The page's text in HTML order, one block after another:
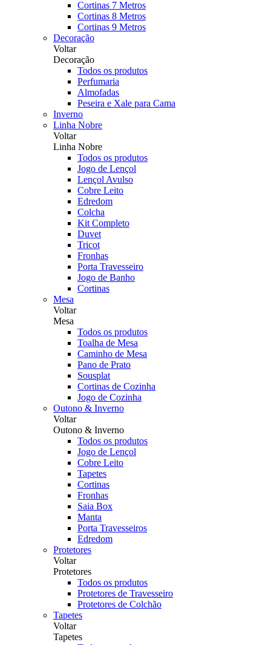
Cortinas 7 Metros
Cortinas 8 Metros
Cortinas 9 Metros
Decoração
Voltar
Decoração
Todos os produtos
Perfumaria
Almofadas
Peseira e Xale para Cama
Inverno
Linha Nobre
Voltar
Linha Nobre
Todos os produtos
Jogo de Lençol
Lençol Avulso
Cobre Leito
Edredom
Colcha
Kit Completo
Duvet
Tricot
Fronhas
Porta Travesseiro
Jogo de Banho
Cortinas
Mesa
Voltar
Mesa
Todos os produtos
Toalha de Mesa
Caminho de Mesa
Pano de Prato
Sousplat
Cortinas de Cozinha
Jogo de Cozinha
Outono & Inverno
Voltar
Outono & Inverno
Todos os produtos
Jogo de Lençol
Cobre Leito
Tapetes
Cortinas
Fronhas
Saia Box
Manta
Porta Travesseiros
Edredom
Protetores
Voltar
Protetores
Todos os produtos
Protetores de Travesseiro
Protetores de Colchão
Tapetes
Voltar
Tapetes